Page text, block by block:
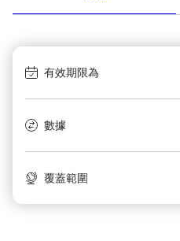
有效期限為
數據
覆蓋範圍